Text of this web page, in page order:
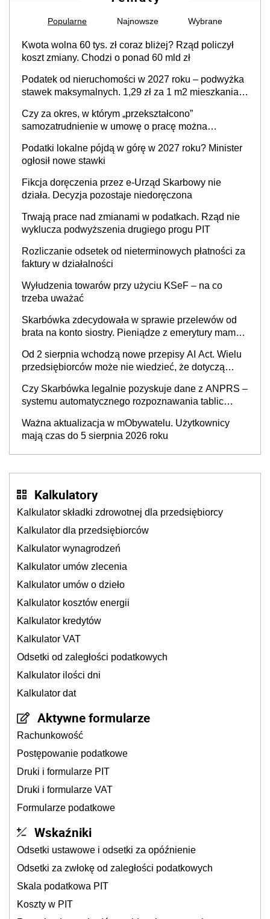
Popularne Najnowsze Wybrane
Kwota wolna 60 tys. zł coraz bliżej? Rząd policzył
koszt zmiany. Chodzi o ponad 60 mld zł
Podatek od nieruchomości w 2027 roku – podwyżka
stawek maksymalnych. 1,29 zł za 1 m2 mieszkania,
prowadzeniem działalności gospodarczej
Czy za okres, w którym „przekształcono”
samozatrudnienie w umowę o pracę można
cywilnoprawnej jedynym racjonalnym wyjściem
Podatki lokalne pójdą w górę w 2027 roku? Minister
ogłosił nowe stawki
Fikcja doręczenia przez e-Urząd Skarbowy nie
działa. Decyzja pozostaje niedoręczona
Trwają prace nad zmianami w podatkach. Rząd nie
wyklucza podwyższenia drugiego progu PIT
Rozliczanie odsetek od nieterminowych płatności za
faktury w działalności
Wyłudzenia towarów przy użyciu KSeF – na co
trzeba uważać
Skarbówka zdecydowała w sprawie przelewów od
brata na konto siostry. Pieniądze z emerytury mamy
będzie
Od 2 sierpnia wchodzą nowe przepisy AI Act. Wielu
przedsiębiorców może nie wiedzieć, że dotyczą
Czy Skarbówka legalnie pozyskuje dane z ANPRS –
systemu automatycznego rozpoznawania tablic
Ważna aktualizacja w mObywatelu. Użytkownicy
mają czas do 5 sierpnia 2026 roku
Kalkulatory
Kalkulator składki zdrowotnej dla przedsiębiorcy
Kalkulator dla przedsiębiorców
Kalkulator wynagrodzeń
Kalkulator umów zlecenia
Kalkulator umów o dzieło
Kalkulator kosztów energii
Kalkulator kredytów
Kalkulator VAT
Odsetki od zaległości podatkowych
Kalkulator ilości dni
Kalkulator dat
Aktywne formularze
Rachunkowość
Postępowanie podatkowe
Druki i formularze PIT
Druki i formularze VAT
Formularze podatkowe
Wskaźniki
Odsetki ustawowe i odsetki za opóźnienie
Odsetki za zwłokę od zaległości podatkowych
Skala podatkowa PIT
Koszty w PIT